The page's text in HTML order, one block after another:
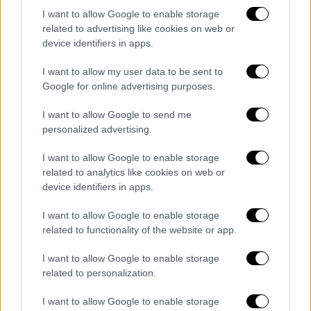
I want to allow Google to enable storage
related to advertising like cookies on web or
device identifiers in apps.
I want to allow my user data to be sent to
Google for online advertising purposes.
I want to allow Google to send me
personalized advertising.
I want to allow Google to enable storage
related to analytics like cookies on web or
device identifiers in apps.
I want to allow Google to enable storage
related to functionality of the website or app.
I want to allow Google to enable storage
related to personalization.
I want to allow Google to enable storage
(2), Γιαννόπουλος 7 (2), Λανγκεβαϊν 10
Προμηθέας: Πέρι, Μπαζίνας, Βερνάντο 5 (1),
Ιβούντου 15 (1), Τζαμάλ Γουίλιαμς 6 (1),
Γουόκερ 21 (2), Λούντζης 14 (3), Κένι
Περιστέρι - ΠΑΟΚ 72-80
Αν και δυσκολεύτηκε στο ξεκίνημα της
τελευταίας περιόδου, οπότε το Περιστέρι
απάντησε με επιμέρους σκορ 13-2, ο ΠΑΟΚ
κατάφερε να φύγει με τη νίκη από το
«Ανδρέας Παπανδρέου» (80-72) χάρη στο
τρίο των Τζάκσον Κρούζερ (19π., 7ρ.),
Σέντρικ Χέντερσον (18π., 6ρ.) και Φρανκ
ήταν ο πρωταγωνιστής της προσπάθειας